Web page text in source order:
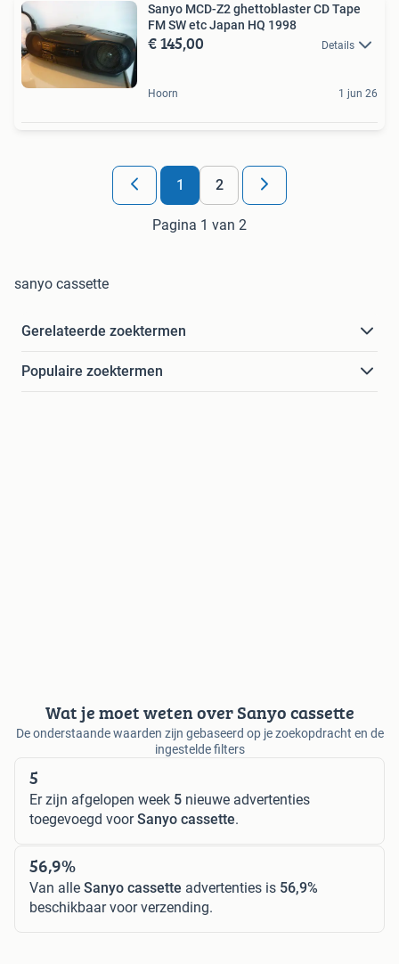
Sanyo MCD-Z2 ghettoblaster CD Tape
FM SW etc Japan HQ 1998
€ 145,00 Details
Hoorn 1 jun 26
1 2
Pagina 1 van 2
sanyo cassette
Gerelateerde zoektermen
Populaire zoektermen
Wat je moet weten over Sanyo cassette
De onderstaande waarden zijn gebaseerd op je zoekopdracht en de
ingestelde filters
5
Er zijn afgelopen week 5 nieuwe advertenties
toegevoegd voorSanyo cassette.
56,9%
Van alle Sanyo cassette advertenties is 56,9%
beschikbaar voor verzending.